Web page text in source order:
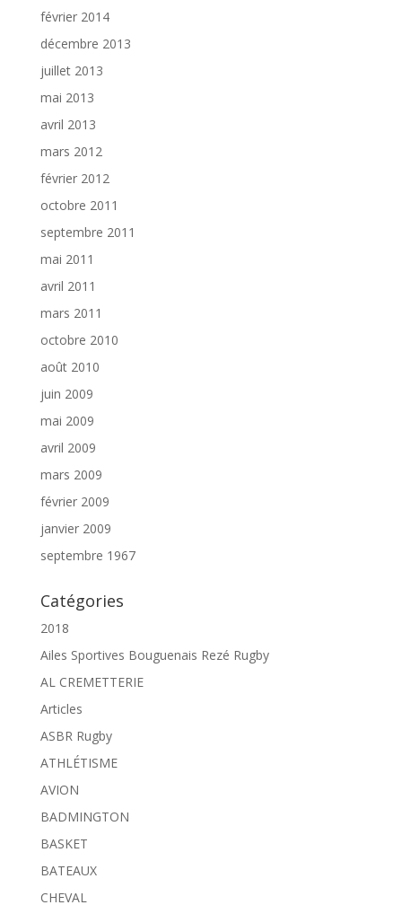
février 2014
décembre 2013
juillet 2013
mai 2013
avril 2013
mars 2012
février 2012
octobre 2011
septembre 2011
mai 2011
avril 2011
mars 2011
octobre 2010
août 2010
juin 2009
mai 2009
avril 2009
mars 2009
février 2009
janvier 2009
septembre 1967
Catégories
2018
Ailes Sportives Bouguenais Rezé Rugby
AL CREMETTERIE
Articles
ASBR Rugby
ATHLÉTISME
AVION
BADMINGTON
BASKET
BATEAUX
CHEVAL